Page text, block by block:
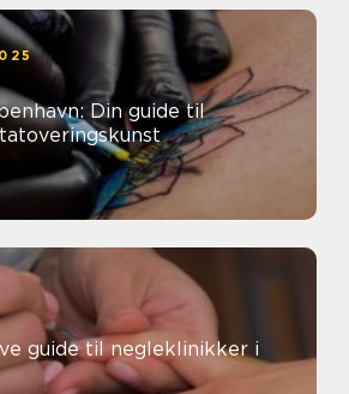
Din guide til
guide til negleklinikker i